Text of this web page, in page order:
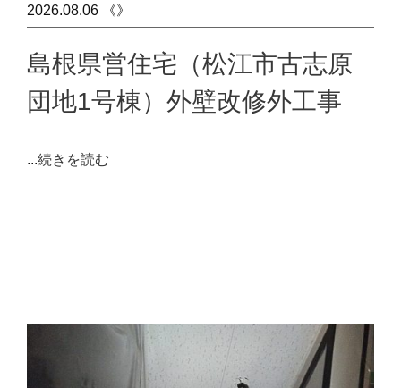
2026.08.06 《》
島根県営住宅（松江市古志原
団地1号棟）外壁改修外工事
...続きを読む